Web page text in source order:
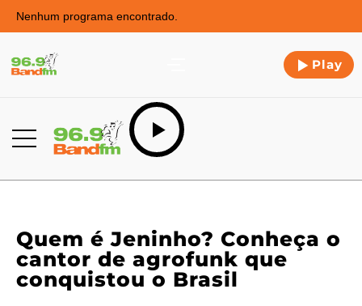
Nenhum programa encontrado.
Play
Quem é Jeninho? Conheça o
cantor de agrofunk que
conquistou o Brasil